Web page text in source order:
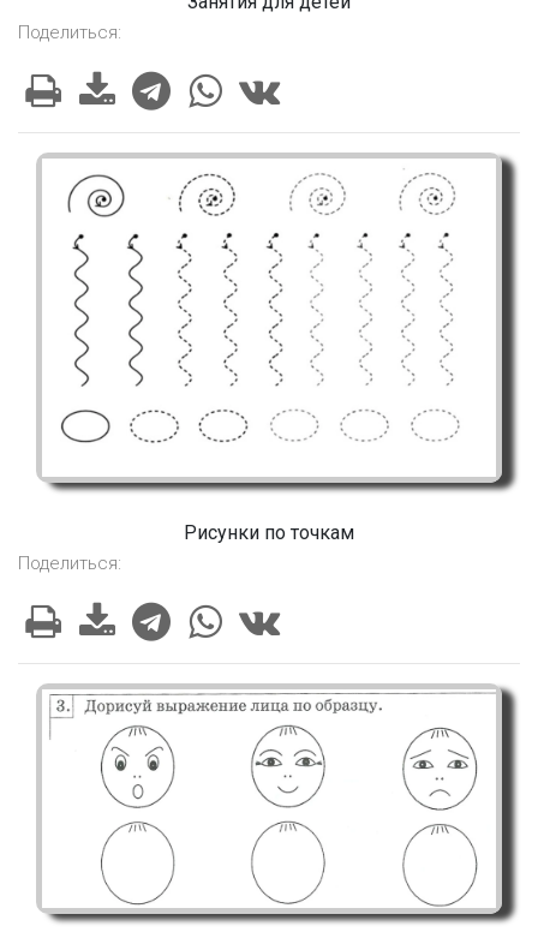
Поделиться:
Рисунки по точкам
Поделиться: